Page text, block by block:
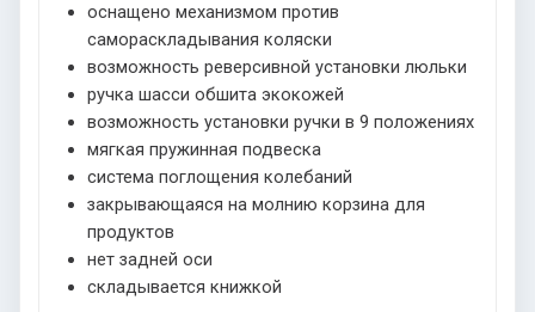
оснащено механизмом против
самораскладывания коляски
возможность реверсивной установки люльки
ручка шасси обшита экокожей
возможность установки ручки в 9 положениях
мягкая пружинная подвеска
система поглощения колебаний
закрывающаяся на молнию корзина для
продуктов
нет задней оси
складывается книжкой